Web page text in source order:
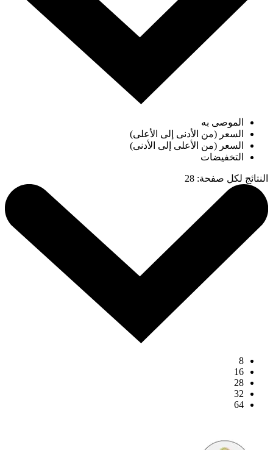
الموصى به
السعر (من الأدنى إلى الأعلى)
السعر (من الأعلى إلى الأدنى)
التخفيضات
النتائج لكل صفحة:
28
8
16
28
32
64